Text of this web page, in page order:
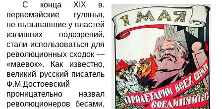
С конца XIX в.
первомайские гулянья,
не вызывавшие у властей
излишних подозрений,
стали использоваться для
революционных сходок —
«маевок». Как известно,
великий русский писатель
Ф.М.Достоевский
проницательно назвал
революционеров бесами,